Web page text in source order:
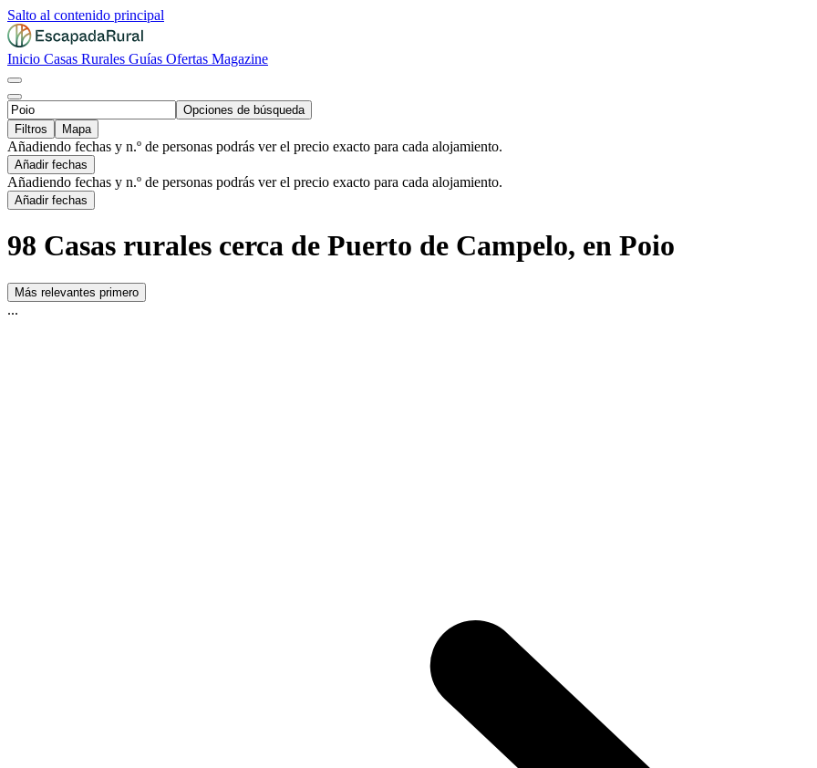
Salto al contenido principal
Inicio Casas Rurales Guías Ofertas Magazine
Opciones de búsqueda
Filtros
Mapa
Añadiendo fechas y n.º de personas podrás ver el precio exacto para cada alojamiento.
Añadir fechas
Añadiendo fechas y n.º de personas podrás ver el precio exacto para cada alojamiento.
Añadir fechas
98 Casas rurales cerca de Puerto de Campelo, en Poio
Más relevantes primero
...